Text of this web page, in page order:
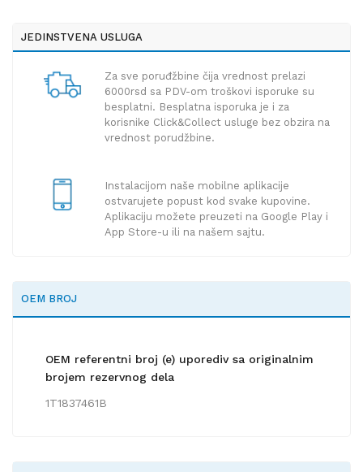
JEDINSTVENA USLUGA
Za sve poruđžbine čija vrednost prelazi
6000rsd sa PDV-om troškovi isporuke su
besplatni. Besplatna isporuka je i za
korisnike Click&Collect usluge bez obzira na
vrednost porudžbine.
Instalacijom naše mobilne aplikacije
ostvarujete popust kod svake kupovine.
Aplikaciju možete preuzeti na Google Play i
App Store-u ili na našem sajtu.
OEM BROJ
OEM referentni broj (e) uporediv sa originalnim
brojem rezervnog dela
1T1837461B